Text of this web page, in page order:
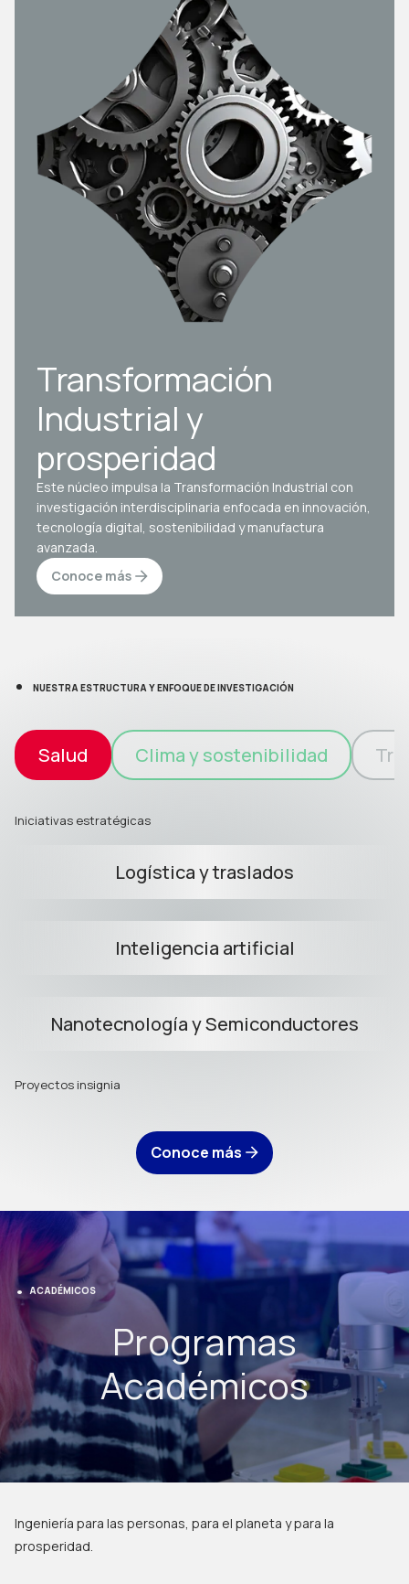
Transformación
Industrial y
prosperidad
Este núcleo impulsa la Transformación Industrial con
investigación interdisciplinaria enfocada en innovación,
tecnología digital, sostenibilidad y manufactura
avanzada.
Conoce más
NUESTRA ESTRUCTURA Y ENFOQUE DE INVESTIGACIÓN
Salud Clima y sostenibilidad
Iniciativas estratégicas
Logística y traslados
Inteligencia artificial
Nanotecnología y Semiconductores
Proyectos insignia
Conoce más
ACADÉMICOS
Programas
Académicos
Ingeniería para las personas, para el planeta y para la
prosperidad.